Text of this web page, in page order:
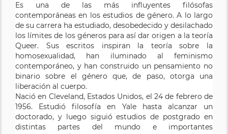
Es una de las más influyentes filósofas
contemporáneas en los estudios de género. A lo largo
de su carrera ha estudiado, desobedecido y desilachado
los límites de los géneros para así dar origen a la teoría
Queer. Sus escritos inspiran la teoría sobre la
homosexualidad, han iluminado al feminismo
contemporáneo, y han construido un pensamiento no
binario sobre el género que, de paso, otorga una
liberación al cuerpo.
Nació en Cleveland, Estados Unidos, el 24 de febrero de
1956. Estudió filosofía en Yale hasta alcanzar un
doctorado, y luego siguió estudios de postgrado en
distintas partes del mundo e importantes